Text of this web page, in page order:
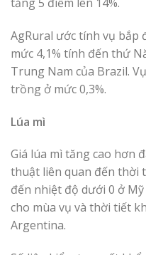
AgRural ước tính vụ bắp
mức 4,1% tính đến thứ
Trung Nam của Brazil.
trồng ở mức 0,3%.
Lúa mì
Giá lúa mì tăng cao hơn
thuật liên quan đến thời
đến nhiệt độ dưới 0 ở
cho mùa vụ và thời tiết
Argentina.